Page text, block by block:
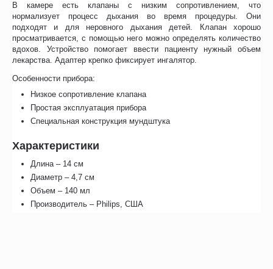
В камере есть клапаны с низким сопротивлением, что
нормализует процесс дыхания во время процедуры. Они
подходят и для неровного дыхания детей. Клапан хорошо
просматривается, с помощью него можно определять количество
вдохов. Устройство помогает ввести пациенту нужный объем
лекарства. Адаптер крепко фиксирует ингалятор.
Особенности прибора:
Низкое сопротивление клапана
Простая эксплуатация прибора
Специальная конструкция мундштука
Характеристики
Длина – 14 см
Диаметр – 4,7 см
Объем – 140 мл
Производитель – Philips, США